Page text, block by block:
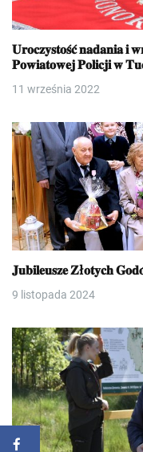
𝐔𝐫𝐨𝐜𝐳𝐲𝐬𝐭𝐨𝐬́𝐜́ 𝐧𝐚𝐝𝐚𝐧𝐢𝐚 𝐢
𝐏𝐨𝐰𝐢𝐚𝐭𝐨𝐰𝐞𝐣 𝐏𝐨𝐥𝐢𝐜𝐣𝐢 𝐰
11 września 2022
𝐉𝐮𝐛𝐢𝐥𝐞𝐮𝐬𝐳𝐞 𝐙ł𝐨𝐭𝐲𝐜𝐡
9 listopada 2024